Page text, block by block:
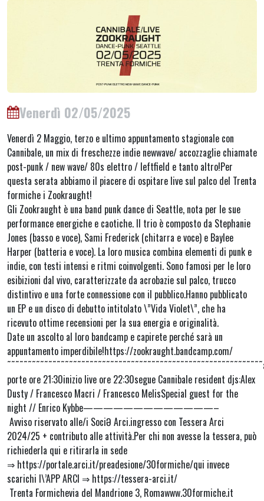
Venerdì 02/05/2025
Venerdì 2 Maggio, terzo e ultimo appuntamento stagionale con
Cannibale, un mix di freschezze indie newwave/ accozzaglie chiamate
post-punk / new wave/ 80s elettro / leftfield e tanto altro!Per
questa serata abbiamo il piacere di ospitare live sul palco del Trenta
formiche i Zookraught!
Gli Zookraught è una band punk dance di Seattle, nota per le sue
performance energiche e caotiche. Il trio è composto da Stephanie
Jones (basso e voce), Sami Frederick (chitarra e voce) e Baylee
Harper (batteria e voce). La loro musica combina elementi di punk e
indie, con testi intensi e ritmi coinvolgenti. Sono famosi per le loro
esibizioni dal vivo, caratterizzate da acrobazie sul palco, trucco
distintivo e una forte connessione con il pubblico.Hanno pubblicato
un EP e un disco di debutto intitolato \”Vida Violet\”, che ha
ricevuto ottime recensioni per la sua energia e originalità.
Date un ascolto al loro bandcamp e capirete perché sarà un
appuntamento imperdibile!https://zookraught.bandcamp.com/
porte ore 21:30inizio live ore 22:30segue Cannibale resident djs:Alex
Dusty / Francesco Macri / Francesco MelisSpecial guest for the
night // Enrico Kybbe—————————————–
Avviso riservato alle/i SociƏ Arci.ingresso con Tessera Arci
2024/25 + contributo alle attività.Per chi non avesse la tessera, può
richiederla qui e ritirarla in sede
⇒ https://portale.arci.it/preadesione/30formiche/qui invece
scarichi l\’APP ARCI ⇒ https://tessera-arci.it/
Trenta Formichevia del Mandrione 3, Romawww.30formiche.it